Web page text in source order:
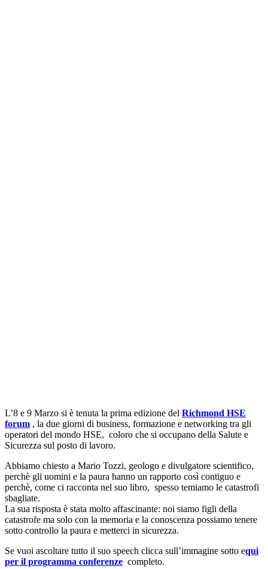
L’8 e 9 Marzo si è tenuta la prima edizione del Richmond HSE
forum , la due giorni di business, formazione e networking tra gli
operatori del mondo HSE, coloro che si occupano della Salute e
Sicurezza sul posto di lavoro.
Abbiamo chiesto a Mario Tozzi, geologo e divulgatore scientifico,
perchè gli uomini e la paura hanno un rapporto così contiguo e
perchè, come ci racconta nel suo libro, spesso temiamo le catastrofi
sbagliate.
La sua risposta è stata molto affascinante: noi siamo figli della
catastrofe ma solo con la memoria e la conoscenza possiamo tenere
sotto controllo la paura e metterci in sicurezza.
Se vuoi ascoltare tutto il suo speech clicca sull’immagine sotto equi
per il programma conferenze completo.